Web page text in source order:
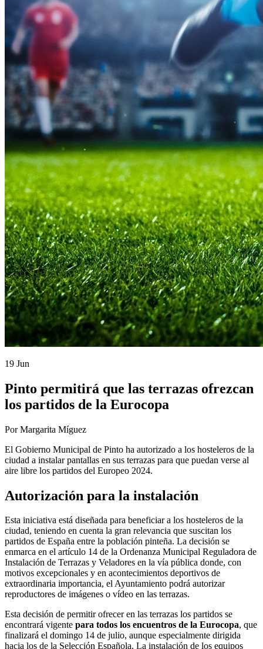
19 Jun
Pinto permitirá que las terrazas ofrezcan
los partidos de la Eurocopa
Por Margarita Míguez
El Gobierno Municipal de Pinto ha autorizado a los hosteleros de la
ciudad a instalar pantallas en sus terrazas para que puedan verse al
aire libre los partidos del Europeo 2024.
Autorización para la instalación
Esta iniciativa está diseñada para beneficiar a los hosteleros de la
ciudad, teniendo en cuenta la gran relevancia que suscitan los
partidos de España entre la población pinteña. La decisión se
enmarca en el artículo 14 de la Ordenanza Municipal Reguladora de
Instalación de Terrazas y Veladores en la vía pública donde, con
motivos excepcionales y en acontecimientos deportivos de
extraordinaria importancia, el Ayuntamiento podrá autorizar
reproductores de imágenes o vídeo en las terrazas.
Esta decisión de permitir ofrecer en las terrazas los partidos se
encontrará vigente para todos los encuentros de la Eurocopa, que
finalizará el domingo 14 de julio, aunque especialmente dirigida
hacia los de la Selección Española. La instalación de los equipos